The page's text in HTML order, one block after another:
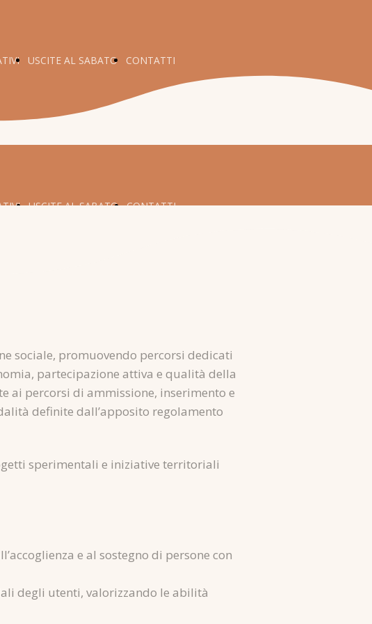
USCITE AL SABATO CONTATTI
USCITE AL SABATO CONTATTI
sociale, promuovendo percorsi dedicati
partecipazione attiva e qualità della
ai percorsi di ammissione, inserimento e
definite dall’apposito regolamento
sperimentali e iniziative territoriali
e al sostegno di persone con
degli utenti, valorizzando le abilità